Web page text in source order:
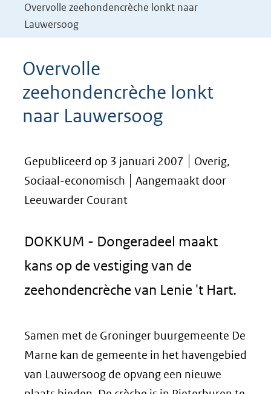
Overvolle zeehondencrèche lonkt naar
Lauwersoog
Overvolle
zeehondencrèche lonkt
naar Lauwersoog
Gepubliceerd op 3 januari 2007
Overig,
Sociaal-economisch
Aangemaakt door
Leeuwarder Courant
DOKKUM - Dongeradeel maakt
kans op de vestiging van de
zeehondencrèche van Lenie 't Hart.
Samen met de Groninger buurgemeente De
Marne kan de gemeente in het havengebied
van Lauwersoog de opvang een nieuwe